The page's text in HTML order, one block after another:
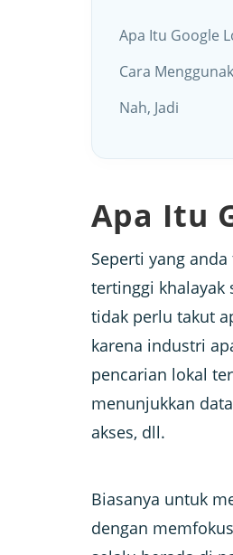
Apa Itu Google
Cara
Nah, Jadi
Apa Itu
Seperti yang
tertinggi khalayak
tidak perlu takut
karena industri
pencarian lokal
menunjukkan
akses, dll.
Biasanya untuk
dengan